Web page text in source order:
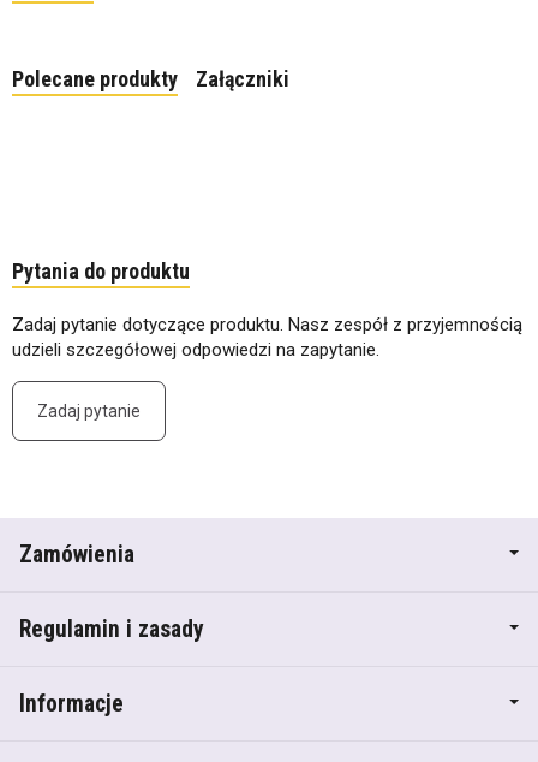
Polecane produkty Załączniki
Pytania do produktu
Zadaj pytanie dotyczące produktu. Nasz zespół z przyjemnością
udzieli szczegółowej odpowiedzi na zapytanie.
Zadaj pytanie
Zamówienia
Regulamin i zasady
Informacje